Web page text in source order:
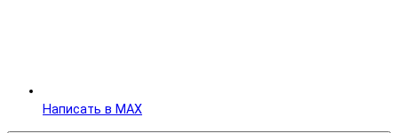
Написать в MAX